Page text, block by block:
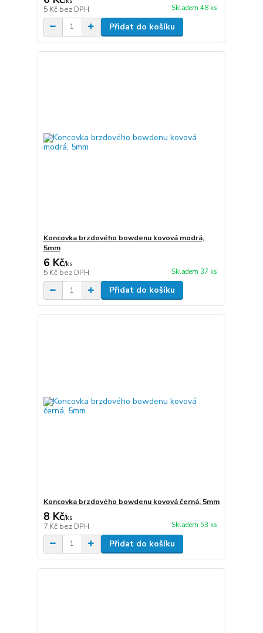
5 Kč bez DPH Skladem 48 ks
Přidat do košíku
Koncovka brzdového bowdenu kovová modrá,
5mm
6 Kč/ks
5 Kč bez DPH Skladem 37 ks
Přidat do košíku
Koncovka brzdového bowdenu kovová černá, 5mm
8 Kč/ks
7 Kč bez DPH Skladem 53 ks
Přidat do košíku